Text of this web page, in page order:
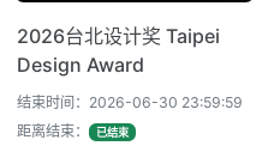
2026台北设计奖 Taipei
Design Award
结束时间：2026-06-30 23:59:59
距离结束：
已结束